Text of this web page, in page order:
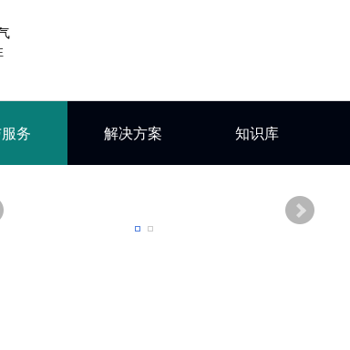
务 解决方案 知识库